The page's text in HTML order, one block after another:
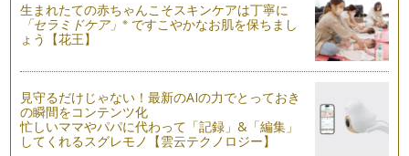
生まれたての赤ちゃんこそスキンケアは丁寧に
「セラミドケア」※ ですこやかなお肌を保ちまし
ょう【花王】
見守るだけじゃない！最新のAIの力でとっておき
の瞬間をコンテンツ化
忙しいママやパパに代わって「記録」&「編集」
してくれるスグレモノ【雲云テクノロジー】